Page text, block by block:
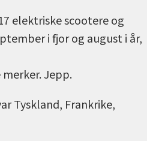
elektriske scootere og
i fjor og august i år,
Jepp.
Tyskland, Frankrike,